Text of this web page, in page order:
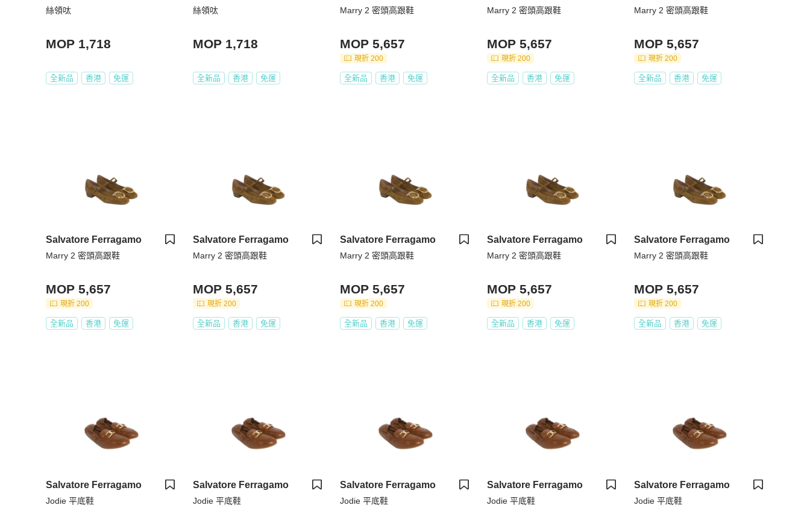
絲領呔
MOP 1,718
全新品 香港 免運
絲領呔
MOP 1,718
全新品 香港 免運
Marry 2 密頭高跟鞋
MOP 5,657
現折 200
全新品 香港 免運
Marry 2 密頭高跟鞋
MOP 5,657
現折 200
全新品 香港 免運
Marry 2 密頭高跟鞋
MOP 5,657
現折 200
全新品 香港 免運
Salvatore Ferragamo
Marry 2 密頭高跟鞋
MOP 5,657
現折 200
全新品 香港 免運
Salvatore Ferragamo
Marry 2 密頭高跟鞋
MOP 5,657
現折 200
全新品 香港 免運
Salvatore Ferragamo
Marry 2 密頭高跟鞋
MOP 5,657
現折 200
全新品 香港 免運
Salvatore Ferragamo
Marry 2 密頭高跟鞋
MOP 5,657
現折 200
全新品 香港 免運
Salvatore Ferragamo
Marry 2 密頭高跟鞋
MOP 5,657
現折 200
全新品 香港 免運
Salvatore Ferragamo
Jodie 平底鞋
Salvatore Ferragamo
Jodie 平底鞋
Salvatore Ferragamo
Jodie 平底鞋
Salvatore Ferragamo
Jodie 平底鞋
Salvatore Ferragamo
Jodie 平底鞋